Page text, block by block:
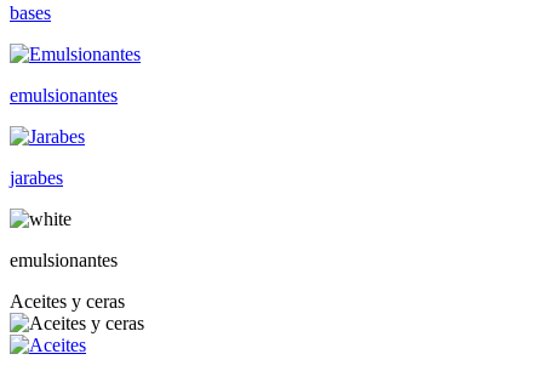
bases
emulsionantes
jarabes
emulsionantes
Aceites y ceras